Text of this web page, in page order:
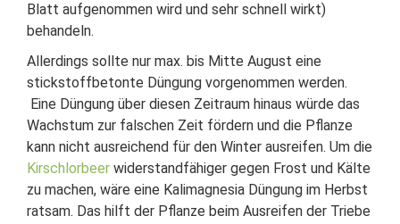
Blatt aufgenommen wird und sehr schnell wirkt)
behandeln.
Allerdings sollte nur max. bis Mitte August eine
stickstoffbetonte Düngung vorgenommen werden.
Eine Düngung über diesen Zeitraum hinaus würde das
Wachstum zur falschen Zeit fördern und die Pflanze
kann nicht ausreichend für den Winter ausreifen. Um die
Kirschlorbeer widerstandfähiger gegen Frost und Kälte
zu machen, wäre eine Kalimagnesia Düngung im Herbst
ratsam. Das hilft der Pflanze beim Ausreifen der Triebe